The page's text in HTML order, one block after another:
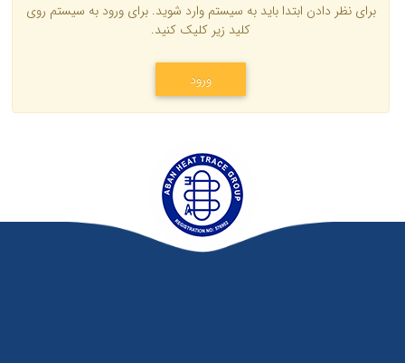
برای نظر دادن ابتدا باید به سیستم وارد شوید. برای ورود به سیستم روی
کلید زیر کلیک کنید.
ورود